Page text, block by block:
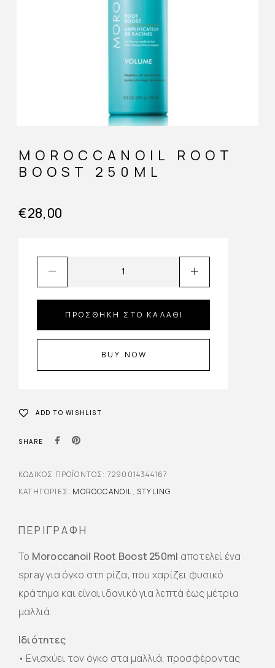
MOROCCANOIL ROOT
BOOST 250ML
€28,00
ΠΡΟΣΘΉΚΗ ΣΤΟ ΚΑΛΆΘΙ
BUY NOW
ADD TO WISHLIST
SHARE
ΠΕΡΙΓΡΑΦΉ
Το Moroccanoil Root Boost 250ml αποτελεί ένα
spray για όγκο στη ρίζα, που χαρίζει φυσικό
κράτημα και είναι ιδανικό για λεπτά έως μέτρια
μαλλιά.
Ιδιότητες
• Ενισχύει τον όγκο στα μαλλιά, προσφέροντας
ΚΩΔΙΚΌΣ ΠΡΟΪΌΝΤΟΣ: 7290014344167
ΚΑΤΗΓΟΡΊΕΣ: MOROCCANOIL, STYLING